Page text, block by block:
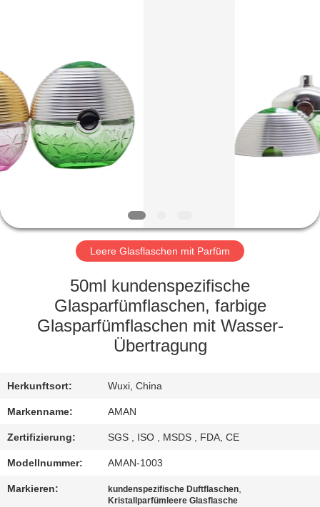
HEIM
PRODUKTE
VIDEOS
VR-
SHOW
WERKSBESICHTIGUNG
QUALITÄTSKONTROLLE
KONTAKT
MIT
UNS
Leere Glasflaschen mit Parfüm
50ml kundenspezifische
Glasparfümflaschen, farbige
Glasparfümflaschen mit Wasser-
Übertragung
Herkunftsort: Wuxi, China
Markenname: AMAN
Zertifizierung: SGS , ISO , MSDS , FDA, CE
Modellnummer: AMAN-1003
Markieren: kundenspezifische Duftflaschen,
Kristallparfümleere Glasflasche